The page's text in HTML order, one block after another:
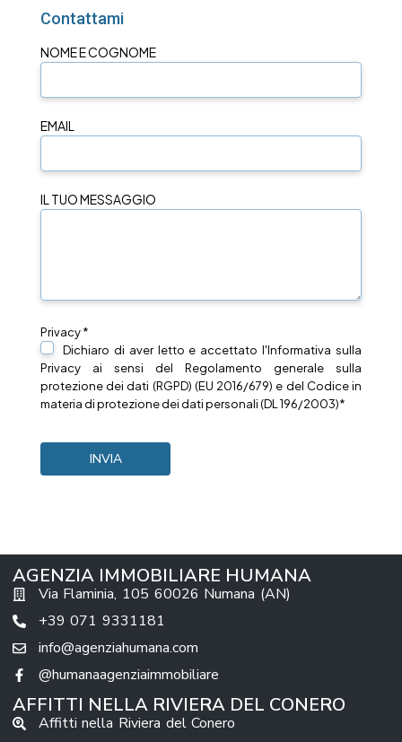
Contattami
NOME E COGNOME
EMAIL
IL TUO MESSAGGIO
Privacy *
Dichiaro di aver letto e accettato l'Informativa sulla
Privacy ai sensi del Regolamento generale sulla
protezione dei dati (RGPD) (EU 2016/679) e del Codice in
materia di protezione dei dati personali (DL 196/2003)*
AGENZIA IMMOBILIARE HUMANA
Via Flaminia, 105 60026 Numana (AN)
+39 071 9331181
info@agenziahumana.com
@humanaagenziaimmobiliare
AFFITTI NELLA RIVIERA DEL CONERO
Affitti nella Riviera del Conero